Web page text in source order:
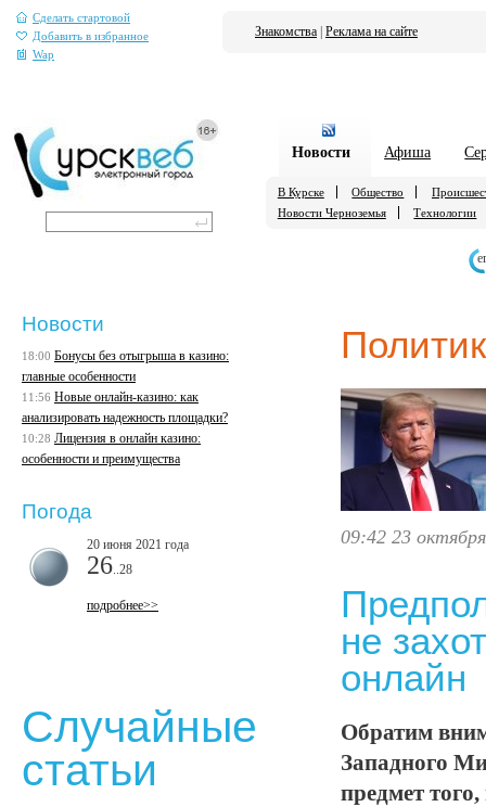
Сделать стартовой
Добавить в избранное
Wap
Знакомства Реклама на сайте
Новости Афиша
В Курске Общество
Новости Черноземья
Технологии
09:42 23
не
онлайн
Обратим
Западного
предмет
Новости
18:00 Бонусы без отыгрыша в казино:
главные особенности
11:56 Новые онлайн-казино: как
анализировать надежность площадки?
10:28 Лицензия в онлайн казино:
особенности и преимущества
Погода
20 июня 2021 года
26 ..28
подробнее>>
Случайные
статьи